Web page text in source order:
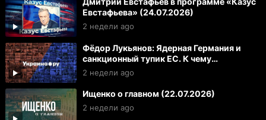
Евстафьева» (24.07.2026)
2 недели ago
Фёдор Лукьянов: Ядерная Германия и
санкционный тупик ЕС. К чему
готовиться России и Украине
2 недели ago
Ищенко о главном (22.07.2026)
2 недели ago